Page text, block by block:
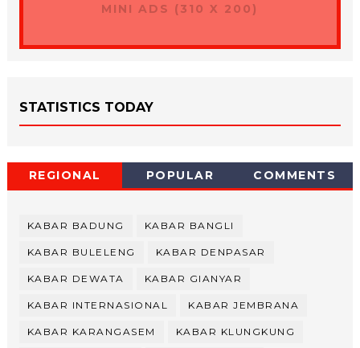
MINI ADS (310 X 200)
STATISTICS TODAY
REGIONAL POPULAR COMMENTS
KABAR BADUNG KABAR BANGLI
KABAR BULELENG KABAR DENPASAR
KABAR DEWATA KABAR GIANYAR
KABAR INTERNASIONAL KABAR JEMBRANA
KABAR KARANGASEM KABAR KLUNGKUNG